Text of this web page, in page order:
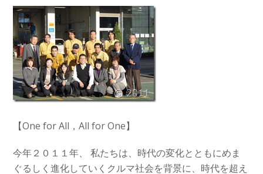
【One for All，All for One】
今年２０１１年、私たちは、時代の変化とともにめま
ぐるしく進化していくクルマ社会を背景に、時代を超え